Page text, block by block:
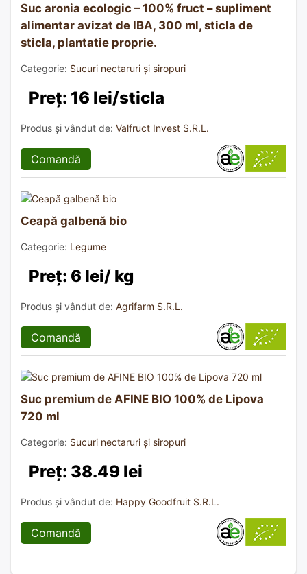
Suc aronia ecologic – 100% fruct – supliment
alimentar avizat de IBA, 300 ml, sticla de
sticla, plantatie proprie.
Categorie: Sucuri nectaruri și siropuri
Preț: 16 lei/sticla
Produs și vândut de: Valfruct Invest S.R.L.
Comandă
Ceapă galbenă bio
Categorie: Legume
Preț: 6 lei/ kg
Produs și vândut de: Agrifarm S.R.L.
Comandă
Suc premium de AFINE BIO 100% de Lipova
720 ml
Categorie: Sucuri nectaruri și siropuri
Preț: 38.49 lei
Produs și vândut de: Happy Goodfruit S.R.L.
Comandă